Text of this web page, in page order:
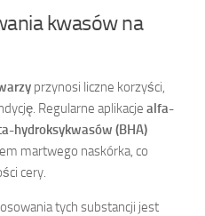
kwasów na
przynosi liczne korzyści,
Regularne aplikacje alfa-
hydroksykwasów (BHA)
martwego naskórka, co
cery.
tych substancji jest